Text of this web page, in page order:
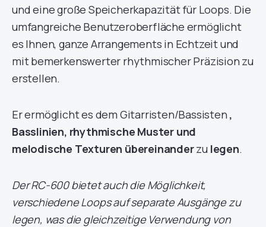
und eine große Speicherkapazität für Loops. Die
umfangreiche Benutzeroberfläche ermöglicht
es Ihnen, ganze Arrangements in Echtzeit und
mit bemerkenswerter rhythmischer Präzision zu
erstellen.
Er ermöglicht es dem Gitarristen/Bassisten ,
Basslinien, rhythmische Muster und
melodische Texturen übereinanderzu legen.
Der RC-600 bietet auch die Möglichkeit,
verschiedene Loops auf separate Ausgänge zu
legen, was die gleichzeitige Verwendung von